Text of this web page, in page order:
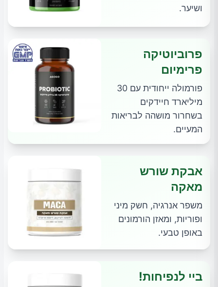
ושיער.
פרוביוטיקה
פרימיום
פורמולה ייחודית עם 30
מיליארד חיידקים
בשחרור מושהה לבריאות
המעיים.
אבקת שורש
מאקה
משפר אנרגיה, חשק מיני
ופוריות, ומאזן הורמונים
באופן טבעי.
ביי לנפיחות!